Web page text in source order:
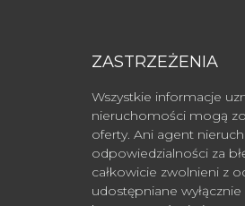
ZASTRZEŻENIA
Wszystkie informacje
nieruchomości mogą
oferty. Ani agent
odpowiedzialności za
całkowicie zwolnieni z
udostępniane